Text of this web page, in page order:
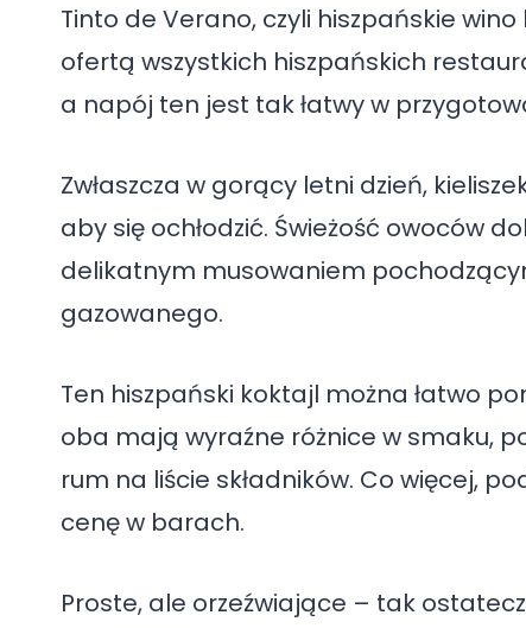
Tinto de Verano, czyli hiszpańskie
ofertą wszystkich hiszpańskich
a napój ten jest tak łatwy w
Zwłaszcza w gorący letni dzień,
aby się ochłodzić. Świeżość owoców
delikatnym musowaniem
gazowanego.
Ten hiszpański koktajl można łatwo
oba mają wyraźne różnice w smaku,
rum na liście składników. Co więcej,
cenę w barach.
Proste, ale orzeźwiające – tak